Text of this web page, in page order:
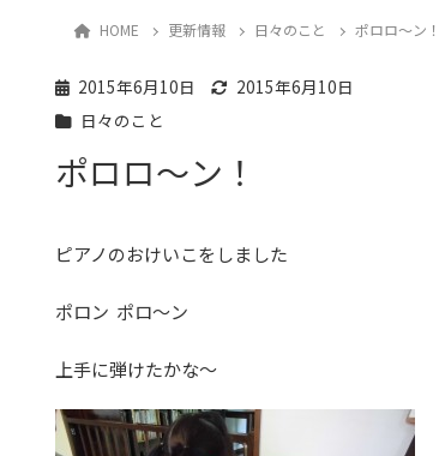
日々のこと
HOME 更新情報 日々のこと ポロロ～ン！
2015年6月10日
2015年6月10日
日々のこと
ポロロ～ン！
ピアノのおけいこをしました
ポロン ポロ～ン
上手に弾けたかな～